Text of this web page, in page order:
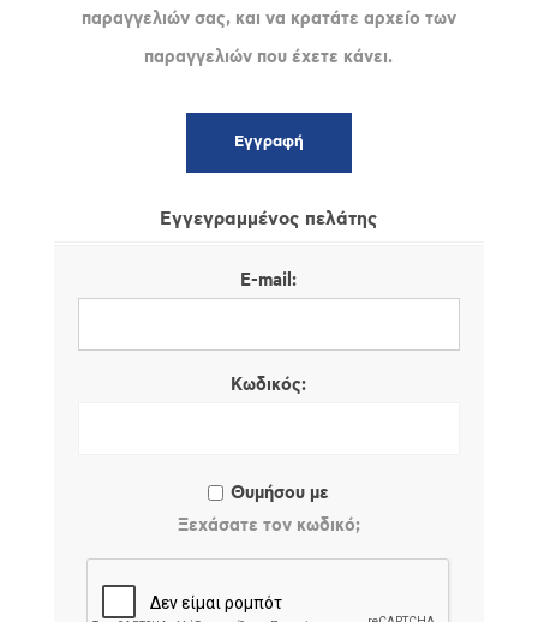
παραγγελιών σας, και να κρατάτε αρχείο των
παραγγελιών που έχετε κάνει.
Εγγεγραμμένος πελάτης
E-mail:
Κωδικός:
Θυμήσου με
Ξεχάσατε τον κωδικό;